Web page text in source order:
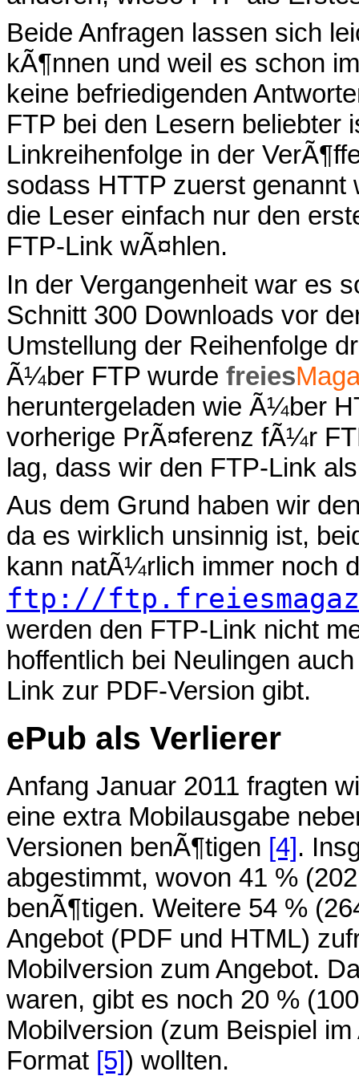
Beide Anfragen lassen sich
kÃ¶nnen und weil es schon
keine befriedigenden
FTP bei den Lesern beliebter
Linkreihenfolge in der
sodass HTTP zuerst
die Leser einfach nur den
FTP-Link wÃ¤hlen.
In der Vergangenheit war es
Schnitt 300 Downloads vor
Umstellung der Reihenfolge
Ã¼ber FTP wurde freies
heruntergeladen wie Ã¼ber
vorherige PrÃ¤ferenz fÃ¼r
lag, dass wir den FTP-Link
Aus dem Grund haben wir
da es wirklich unsinnig ist,
kann natÃ¼rlich immer noch
ftp://
werden den FTP-Link nicht
hoffentlich bei Neulingen
Link zur PDF-Version gibt.
ePub als Verlierer
Anfang Januar 2011 fragten
eine extra Mobilausgabe
Versionen benÃ¶tigen [4].
abgestimmt, wovon 41 %
benÃ¶tigen. Weitere 54 %
Angebot (PDF und HTML)
Mobilversion zum Angebot.
waren, gibt es noch 20 %
Mobilversion (zum Beispiel
Format [5]) wollten.